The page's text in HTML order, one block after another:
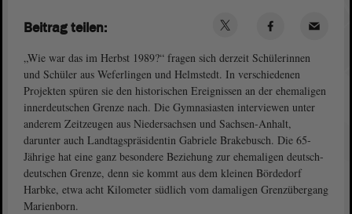
„Wie war das im Herbst 1989?“ fragen sich derzeit Schülerinnen
und Schüler aus Weferlingen und Helmstedt. In verschiedenen
Projekten spüren sie den historischen Ereignissen an der ehemaligen
innerdeutschen Grenze nach. Die Gymnasiasten interviewen unter
anderem Zeitzeugen aus Niedersachsen und Sachsen-Anhalt,
darunter auch Landtagspräsidentin Gabriele Brakebusch. Die 65-
Jährige hat eine ganz besondere Beziehung zur ehemaligen deutsch-
deutschen Grenze, denn sie kommt aus dem kleinen Bördedorf
Harbke, etwa acht Kilometer südlich vom damaligen Grenzübergang
Marienborn.
Beitrag teilen: